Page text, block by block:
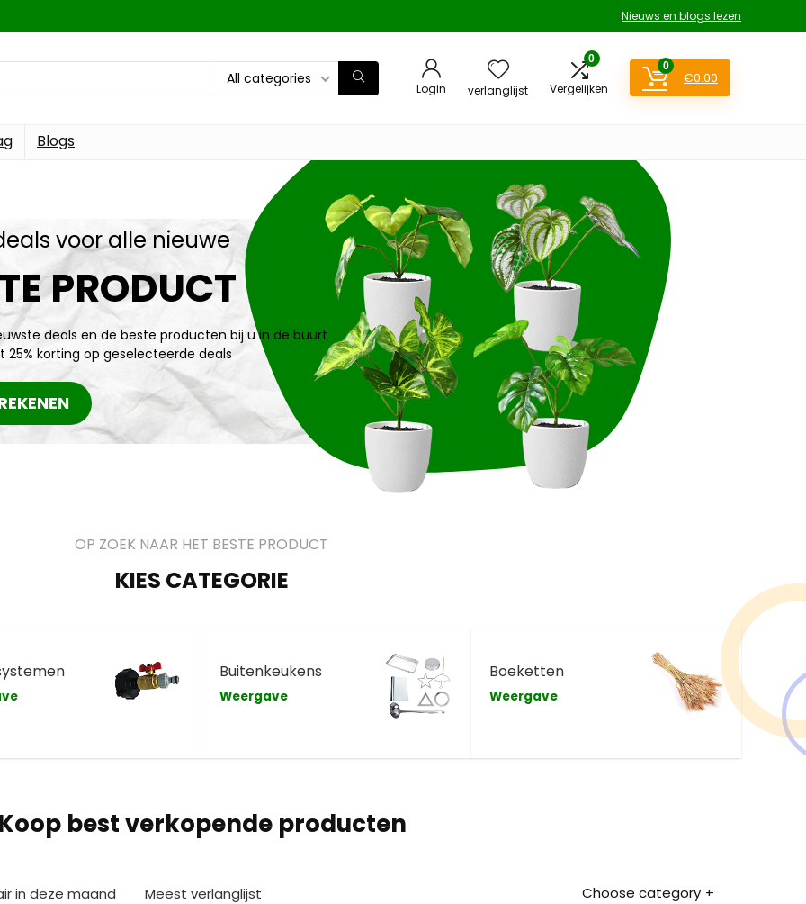
Nieuws en blogs lezen
All categories
Login verlanglijst
0
Vergelijken
0
€0.00
Blogs
voor alle nieuwe
PRODUCT
deals en de beste producten bij u in de buurt
25% korting op geselecteerde deals
OP ZOEK NAAR HET BESTE PRODUCT
KIES CATEGORIE
Buitenkeukens
Weergave
Boeketten
Weergave
Koop best verkopende producten
in deze maand Meest verlanglijst Choose category